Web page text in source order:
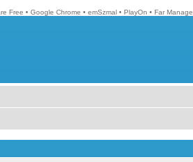
Free • Google Chrome • emSzmal • PlayOn • Far